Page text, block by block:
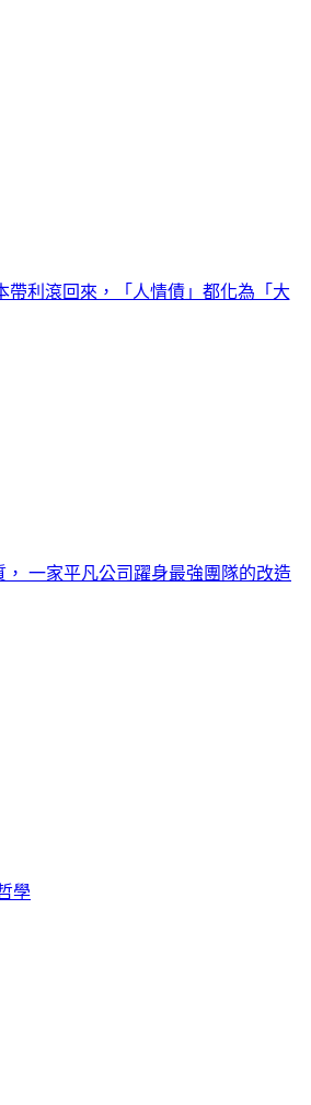
利滾回來，「人情債」都化為「大
一家平凡公司躍身最強團隊的改造
學